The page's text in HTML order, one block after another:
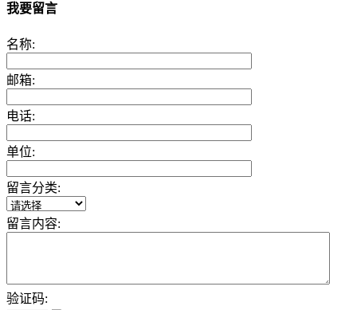
我要留言
名称:
邮箱:
电话:
单位:
留言分类:
留言内容:
验证码: